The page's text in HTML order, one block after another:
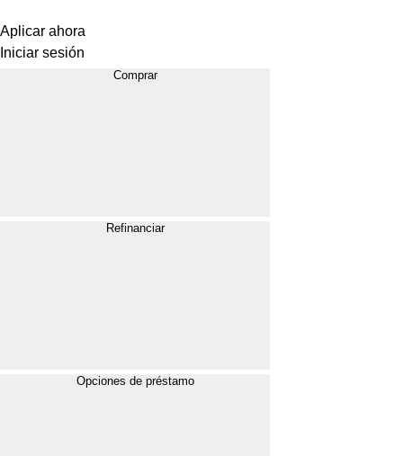
Aplicar ahora
Iniciar sesión
Comprar
Refinanciar
Opciones de préstamo